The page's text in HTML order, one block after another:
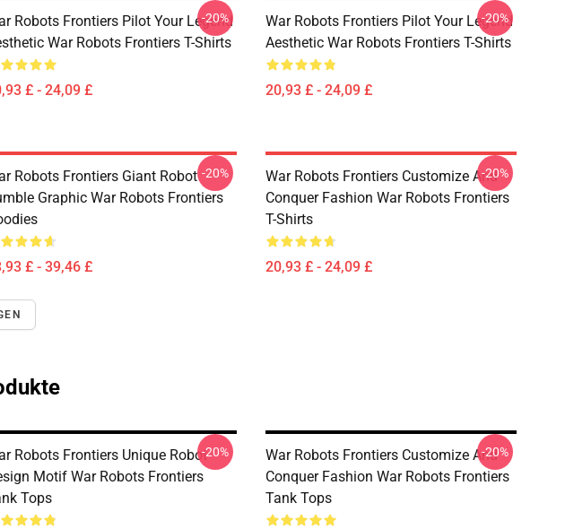
Robots Frontiers Pilot Your Legend
War Robots Frontiers T-Shirts
£ - 24,09 £
-20%
War Robots Frontiers Pilot Your Legend
Aesthetic War Robots Frontiers T-Shirts
20,93 £ - 24,09 £
-20%
Robots Frontiers Giant Robot
Graphic War Robots Frontiers
£ - 39,46 £
-20%
War Robots Frontiers Customize And
Conquer Fashion War Robots Frontiers
T-Shirts
20,93 £ - 24,09 £
-20%
Robots Frontiers Unique Robot
Motif War Robots Frontiers
Tops
-20%
War Robots Frontiers Customize And
Conquer Fashion War Robots Frontiers
Tank Tops
-20%